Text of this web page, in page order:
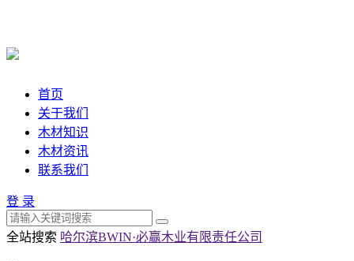
首页
关于我们
木材知识
木材资讯
联系我们
登 录
全站搜索 哈尔滨BWIN·必赢木业有限责任公司